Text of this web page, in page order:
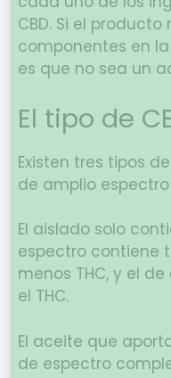
CBD. Si el
componentes en
es que no sea un
El tipo de
Existen tres tipos
de amplio
El aislado solo
espectro contiene
menos THC, y el de
el THC.
El aceite que
de espectro